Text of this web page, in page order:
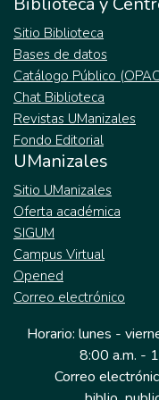
Sitio Biblioteca
Bases de datos
Catálogo Público
Chat Biblioteca
Revistas UManizales
Fondo Editorial
UManizales
Sitio UManizales
Oferta académica
SIGUM
Campus Virtual
Opened
Correo electrónico
Horario: lunes -
8:00 a.m. -
Correo